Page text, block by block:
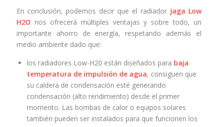
En conclusión, podemos decir que el radiador Jaga Low
H2O nos ofrecerá múltiples ventajas y sobre todo, un
importante ahorro de energía, respetando además el
medio ambiente dado que:
los radiadores Low-H20 están diseñados para baja
temperatura de impulsión de agua, consiguen que
su caldera de condensación esté generando
condensación (alto rendimiento) desde el primer
momento. Las bombas de calor o equipos solares
también pueden ser instalados para que funcionen los